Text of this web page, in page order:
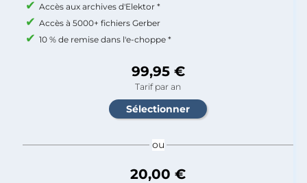
Accès aux archives d'Elektor *
Accès à 5000+ fichiers Gerber
10 % de remise dans l'e-choppe *
99,95 €
Tarif par an
ou
20,00 €